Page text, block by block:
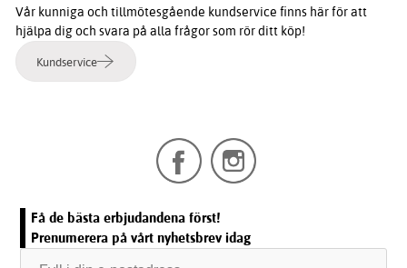
Vår kunniga och tillmötesgående kundservice finns här för att
hjälpa dig och svara på alla frågor som rör ditt köp!
Kundservice
Få de bästa erbjudandena först!
Prenumerera på vårt nyhetsbrev idag